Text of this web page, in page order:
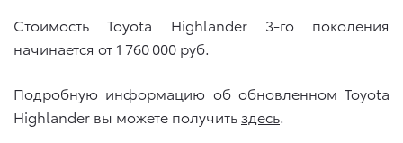
Стоимость Toyota Highlander 3-го поколения
начинается от 1 760 000 руб.
Подробную информацию об обновленном Toyota
Highlander вы можете получитьздесь.